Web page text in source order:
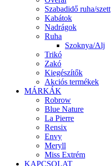
Szabadidő ruha/szett
Kabátok
Nadrágok
Ruha
Szoknya/Alj
Trikó
Zakó
Kiegészítők
Akciós termékek
MÁRKÁK
Robrow
Blue Nature
La Pierre
Rensix
Envy
Meryll
Miss Extrém
KAPCSOLAT